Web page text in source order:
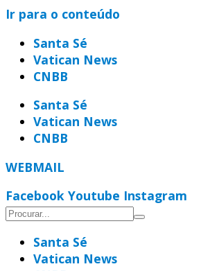
Ir para o conteúdo
Santa Sé
Vatican News
CNBB
Santa Sé
Vatican News
CNBB
WEBMAIL
Facebook Youtube Instagram
Santa Sé
Vatican News